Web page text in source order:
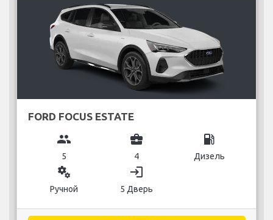
FORD FOCUS ESTATE
group
5
business_center
4
local_gas_station
Дизель
miscellaneous_services
Ручной
login
5 Дверь